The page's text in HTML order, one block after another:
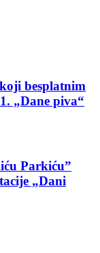
besplatnim
„Dane piva“
Parkiću”
„Dani